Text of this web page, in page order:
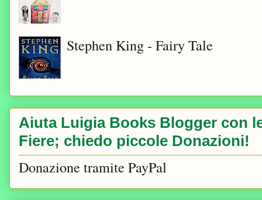
Stephen King - Fairy Tale
Aiuta Luigia Books Blogger con
Fiere; chiedo piccole Donazioni!
Donazione tramite PayPal